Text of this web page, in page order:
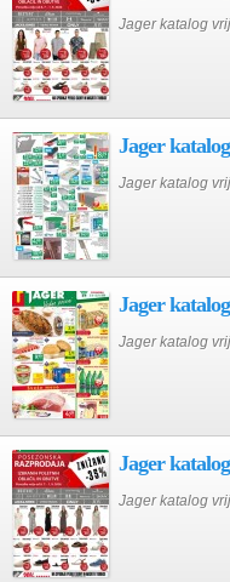
Jager katalog
Jager
Jager katalog
Jager
Jager katalog
Jager
Jager katalog